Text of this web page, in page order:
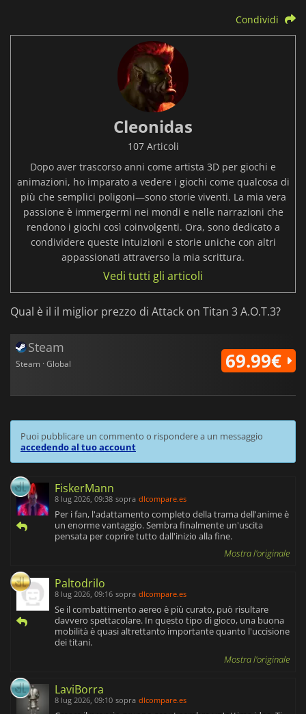
Condividi
Cleonidas
107 Articoli
Dopo aver trascorso anni come artista 3D per giochi e
animazioni, ho imparato a vedere i giochi come qualcosa di
più che semplici poligoni—sono storie viventi. La mia vera
passione è immergermi nei mondi e nelle narrazioni che
rendono i giochi così coinvolgenti. Ora, sono dedicato a
condividere queste intuizioni e storie uniche con altri
appassionati attraverso la mia scrittura.
Vedi tutti gli articoli
Qual è il il miglior prezzo di Attack on Titan 3 A.O.T.3?
Steam
Steam · Global 69.99€
Puoi pubblicare un commento o rispondere a un messaggio
accedendo al tuo account
FiskerMann
8 lug 2026, 09:38 sopra dlcompare.es
Per i fan, l'adattamento completo della trama dell'anime è
un enorme vantaggio. Sembra finalmente un'uscita
pensata per coprire tutto dall'inizio alla fine.
Mostra l'originale
Paltodrilo
8 lug 2026, 09:16 sopra dlcompare.es
Se il combattimento aereo è più curato, può risultare
davvero spettacolare. In questo tipo di gioco, una buona
mobilità è quasi altrettanto importante quanto l'uccisione
dei titani.
Mostra l'originale
LaviBorra
8 lug 2026, 09:10 sopra dlcompare.es